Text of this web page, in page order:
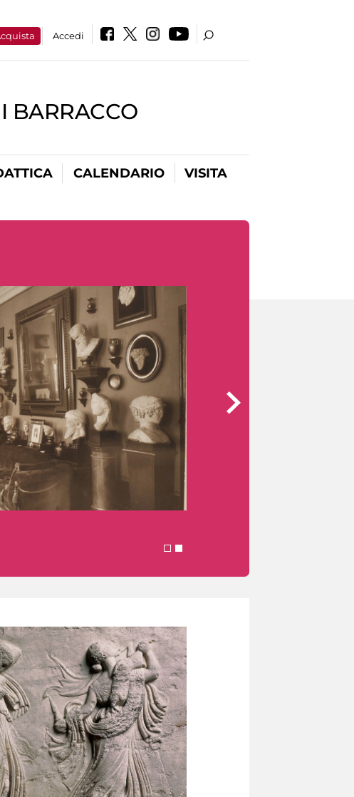
Accedi
BARRACCO
CALENDARIO VISITA